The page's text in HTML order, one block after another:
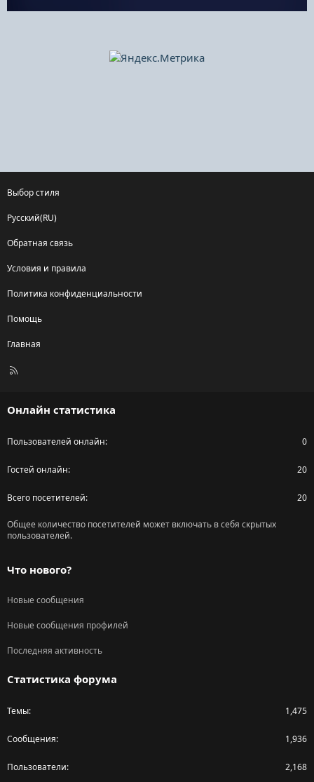
Выбор стиля
Русский(RU)
Обратная связь
Условия и правила
Политика конфиденциальности
Помощь
Главная
R
Онлайн статистика
Пользователей онлайн 0
Гостей онлайн 20
Всего посетителей 20
Общее количество посетителей может включать в себя скрытых
пользователей.
Что нового?
Новые сообщения
Новые сообщения профилей
Последняя активность
Статистика форума
Темы 1,475
Сообщения 1,936
Пользователи 2,168